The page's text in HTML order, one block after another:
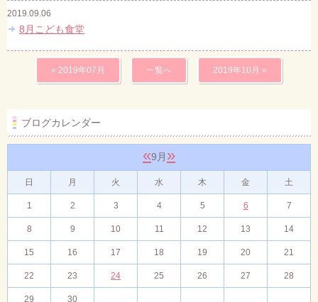
2019.09.06
8月こども食堂
« 2019年07月 一覧へ 2019年10月 »
ブログカレンダー
«9月 »
日 月 火 水 木 金 土
1 2 3 4 5 6 7
8 9 10 11 12 13 14
15 16 17 18 19 20 21
22 23 24 25 26 27 28
29 30